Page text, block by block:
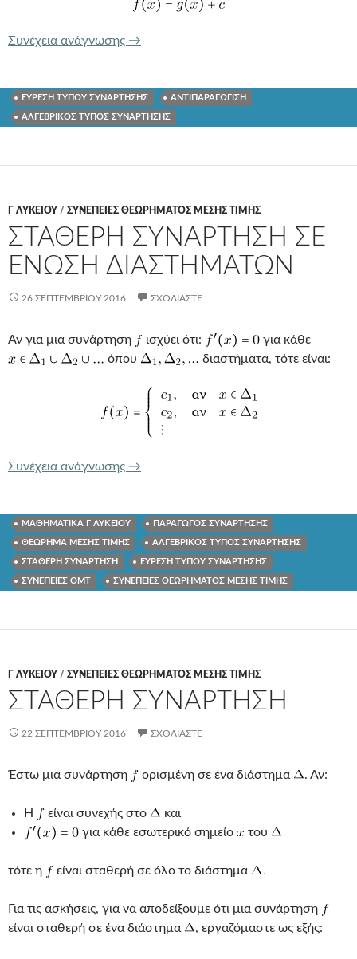
Συνέχεια ανάγνωσης ΠΡΟΣΔΙΟΡΙΣΜΟΣ ΤΥΠΟΥ
→
ΕΥΡΕΣΗ ΤΥΠΟΥ ΣΥΝΑΡΤΗΣΗΣ ΑΝΤΙΠΑΡΑΓΩΓΙΣΗ
ΑΛΓΕΒΡΙΚΟΣ ΤΥΠΟΣ ΣΥΝΑΡΤΗΣΗΣ
Γ ΛΥΚΕΊΟΥ / ΣΥΝΕΠΕΙΕΣ ΘΕΩΡΗΜΑΤΟΣ ΜΕΣΗΣ ΤΙΜΗΣ
ΣΤΑΘΕΡΗ ΣΥΝΑΡΤΗΣΗ ΣΕ
ΕΝΩΣΗ ΔΙΑΣΤΗΜΑΤΩΝ
26 ΣΕΠΤΕΜΒΡΊΟΥ 2016 ΣΧΟΛΙΆΣΤΕ
Αν για μια συνάρτηση ισχύει ότι:
για κάθε
όπου
διαστήματα, τότε είναι:
Συνέχεια ανάγνωσης ΣΤΑΘΕΡΗ ΣΥΝΑΡΤΗΣΗ ΣΕ ΕΝΩΣΗ
→
ΜΑΘΗΜΑΤΙΚΑ Γ ΛΥΚΕΙΟΥ ΠΑΡΑΓΩΓΟΣ ΣΥΝΑΡΤΗΣΗΣ
ΘΕΩΡΗΜΑ ΜΕΣΗΣ ΤΙΜΗΣ ΑΛΓΕΒΡΙΚΟΣ ΤΥΠΟΣ ΣΥΝΑΡΤΗΣΗΣ
ΣΤΑΘΕΡΗ ΣΥΝΑΡΤΗΣΗ ΕΥΡΕΣΗ ΤΥΠΟΥ ΣΥΝΑΡΤΗΣΗΣ
ΣΥΝΕΠΕΙΕΣ ΘΜΤ ΣΥΝΕΠΕΙΕΣ ΘΕΩΡΗΜΑΤΟΣ ΜΕΣΗΣ ΤΙΜΗΣ
Γ ΛΥΚΕΊΟΥ / ΣΥΝΕΠΕΙΕΣ ΘΕΩΡΗΜΑΤΟΣ ΜΕΣΗΣ ΤΙΜΗΣ
ΣΤΑΘΕΡΗ ΣΥΝΑΡΤΗΣΗ
22 ΣΕΠΤΕΜΒΡΊΟΥ 2016 ΣΧΟΛΙΆΣΤΕ
Έστω μια συνάρτηση ορισμένη σε ένα διάστημα . Αν:
Η είναι συνεχής στο
και
για κάθε εσωτερικό σημείο
του
τότε η είναι σταθερή σε όλο το διάστημα
Για τις ασκήσεις, για να αποδείξουμε ότι μια συνάρτηση
είναι σταθερή σε ένα διάστημα
, εργαζόμαστε ως εξής: